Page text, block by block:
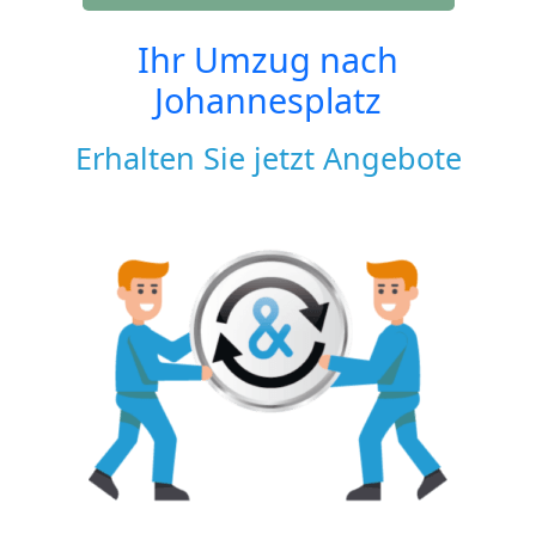
Ihr Umzug nach
Johannesplatz
Erhalten Sie jetzt Angebote